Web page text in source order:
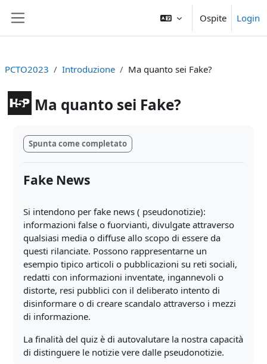
Ospite Login
PCTO2023 Introduzione Ma quanto sei Fake?
Ma quanto sei Fake?
Spunta come completato
Fake News
Si intendono per fake news ( pseudonotizie):
informazioni false o fuorvianti, divulgate attraverso
qualsiasi media o diffuse allo scopo di essere da
questi rilanciate. Possono rappresentarne un
esempio tipico articoli o pubblicazioni su reti sociali,
redatti con informazioni inventate, ingannevoli o
distorte, resi pubblici con il deliberato intento di
disinformare o di creare scandalo attraverso i mezzi
di informazione.
La finalità del quiz è di autovalutare la nostra capacità
di distinguere le notizie vere dalle pseudonotizie.